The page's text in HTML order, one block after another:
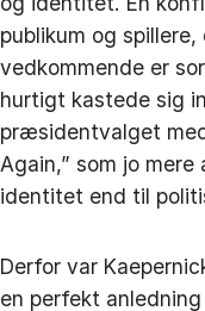
publikum og
vedkommende er
hurtigt kastede sig
præsidentvalget
Again,” som jo
identitet end til
Derfor var
en perfekt